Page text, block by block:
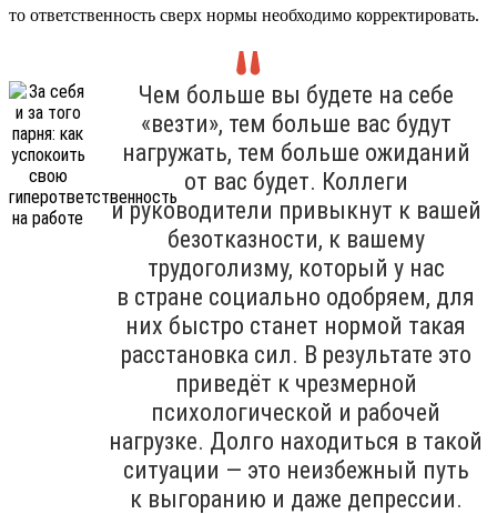
то ответственность сверх нормы необходимо корректировать.
Чем больше вы будете на себе
«везти», тем больше вас будут
нагружать, тем больше ожиданий
от вас будет. Коллеги
и руководители привыкнут к вашей
безотказности, к вашему
трудоголизму, который у нас
в стране социально одобряем, для
них быстро станет нормой такая
расстановка сил. В результате это
приведёт к чрезмерной
психологической и рабочей
нагрузке. Долго находиться в такой
ситуации — это неизбежный путь
к выгоранию и даже депрессии.